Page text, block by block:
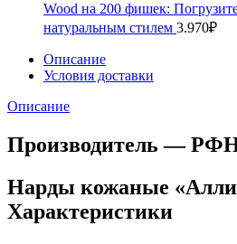
Wood на 200 фишек:
натуральным стилем 3.970₽
Описание
Условия доставки
Описание
Производитель —
Нарды кожаные
Характеристики